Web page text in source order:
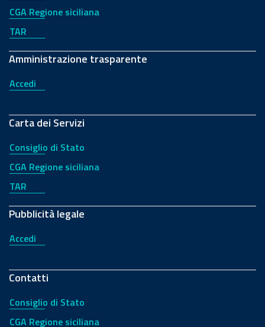
CGA Regione siciliana
TAR
Amministrazione trasparente
Accedi
Carta dei Servizi
Consiglio di Stato
CGA Regione siciliana
TAR
Pubblicità legale
Accedi
Contatti
Consiglio di Stato
CGA Regione siciliana